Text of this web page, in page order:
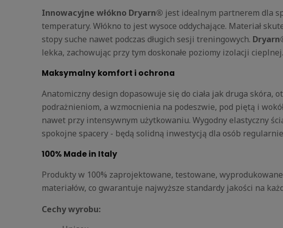
Innowacyjne włókno Dryarn® jest idealnym partnerem dla
temperatury. Włókno to jest wysoce oddychające. Materiał
stopy suche nawet podczas długich sesji treningowych.
lekka, zachowując przy tym doskonałe poziomy izolacji cieplnej.
Maksymalny komfort i ochrona
Anatomiczny design dopasowuje się do ciała jak druga
podrażnieniom, a wzmocnienia na podeszwie, pod piętą i
nawet przy intensywnym użytkowaniu. Wygodny elastyczny
spokojne spacery - będą solidną inwestycją dla osób
100% Made in Italy
Produkty w 100% zaprojektowane, testowane,
materiałów, co gwarantuje najwyższe standardy jakości na
Cechy wyrobu: